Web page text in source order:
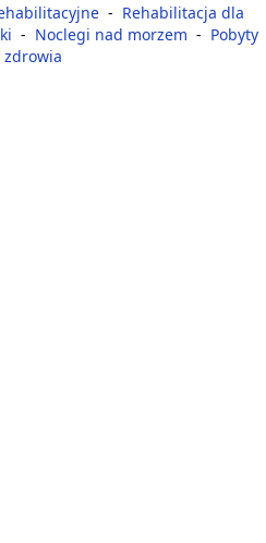
- Rehabilitacja dla
- Noclegi nad morzem - Pobyty
zdrowia